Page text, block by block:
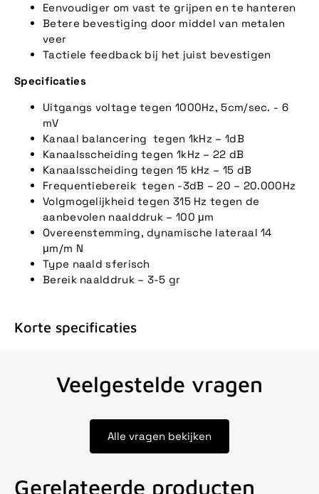
Eenvoudiger om vast te grijpen en te hanteren
Betere bevestiging door middel van metalen
veer
Tactiele feedback bij het juist bevestigen
Specificaties
Uitgangs voltage tegen 1000Hz, 5cm/sec. - 6
mV
Kanaal balancering tegen 1kHz – 1dB
Kanaalsscheiding tegen 1kHz – 22 dB
Kanaalsscheiding tegen 15 kHz – 15 dB
Frequentiebereik tegen -3dB – 20 – 20.000Hz
Volgmogelijkheid tegen 315 Hz tegen de
aanbevolen naalddruk – 100 μm
Overeenstemming, dynamische lateraal 14
μm/m N
Type naald sferisch
Bereik naalddruk – 3-5 gr
Korte specificaties
Veelgestelde vragen
Alle vragen bekijken
Gerelateerde producten